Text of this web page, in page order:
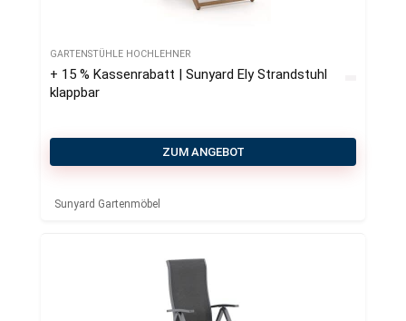
GARTENSTÜHLE HOCHLEHNER
+ 15 % Kassenrabatt | Sunyard Ely Strandstuhl
klappbar
ZUM ANGEBOT
Sunyard Gartenmöbel